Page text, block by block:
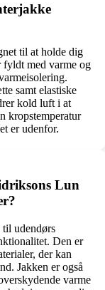
til at holde dig
fyldt med varme og
samt elastiske
kold luft i at
kropstemperatur
er udenfor.
Lun
udendørs
Den er
der kan
Jakken er også
varme